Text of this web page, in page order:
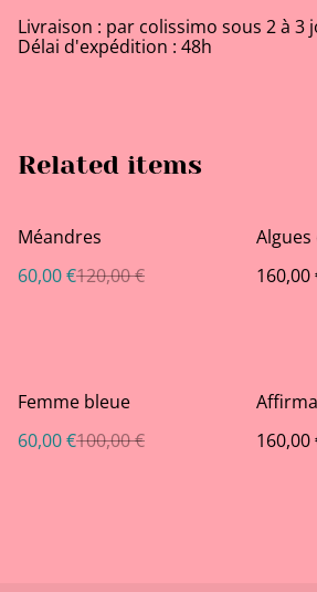
Livraison : par colissimo sous 2 à 3
Délai d'expédition : 48h
Related items
%
Méandres
60,00 €120,00 €
160,00
%
Femme bleue
60,00 €100,00 €
160,00